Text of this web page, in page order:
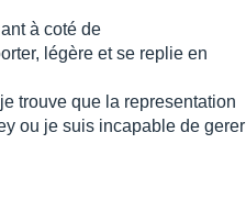
à coté de
légère et se replie en
trouve que la representation
ou je suis incapable de gerer